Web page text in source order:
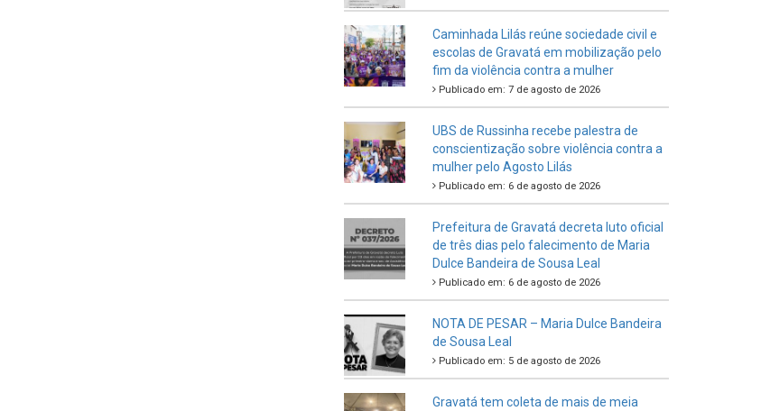
Caminhada Lilás reúne sociedade civil e
escolas de Gravatá em mobilização pelo
fim da violência contra a mulher
Publicado em: 7 de agosto de 2026
UBS de Russinha recebe palestra de
conscientização sobre violência contra a
mulher pelo Agosto Lilás
Publicado em: 6 de agosto de 2026
Prefeitura de Gravatá decreta luto oficial
de três dias pelo falecimento de Maria
Dulce Bandeira de Sousa Leal
Publicado em: 6 de agosto de 2026
NOTA DE PESAR – Maria Dulce Bandeira
de Sousa Leal
Publicado em: 5 de agosto de 2026
Gravatá tem coleta de mais de meia